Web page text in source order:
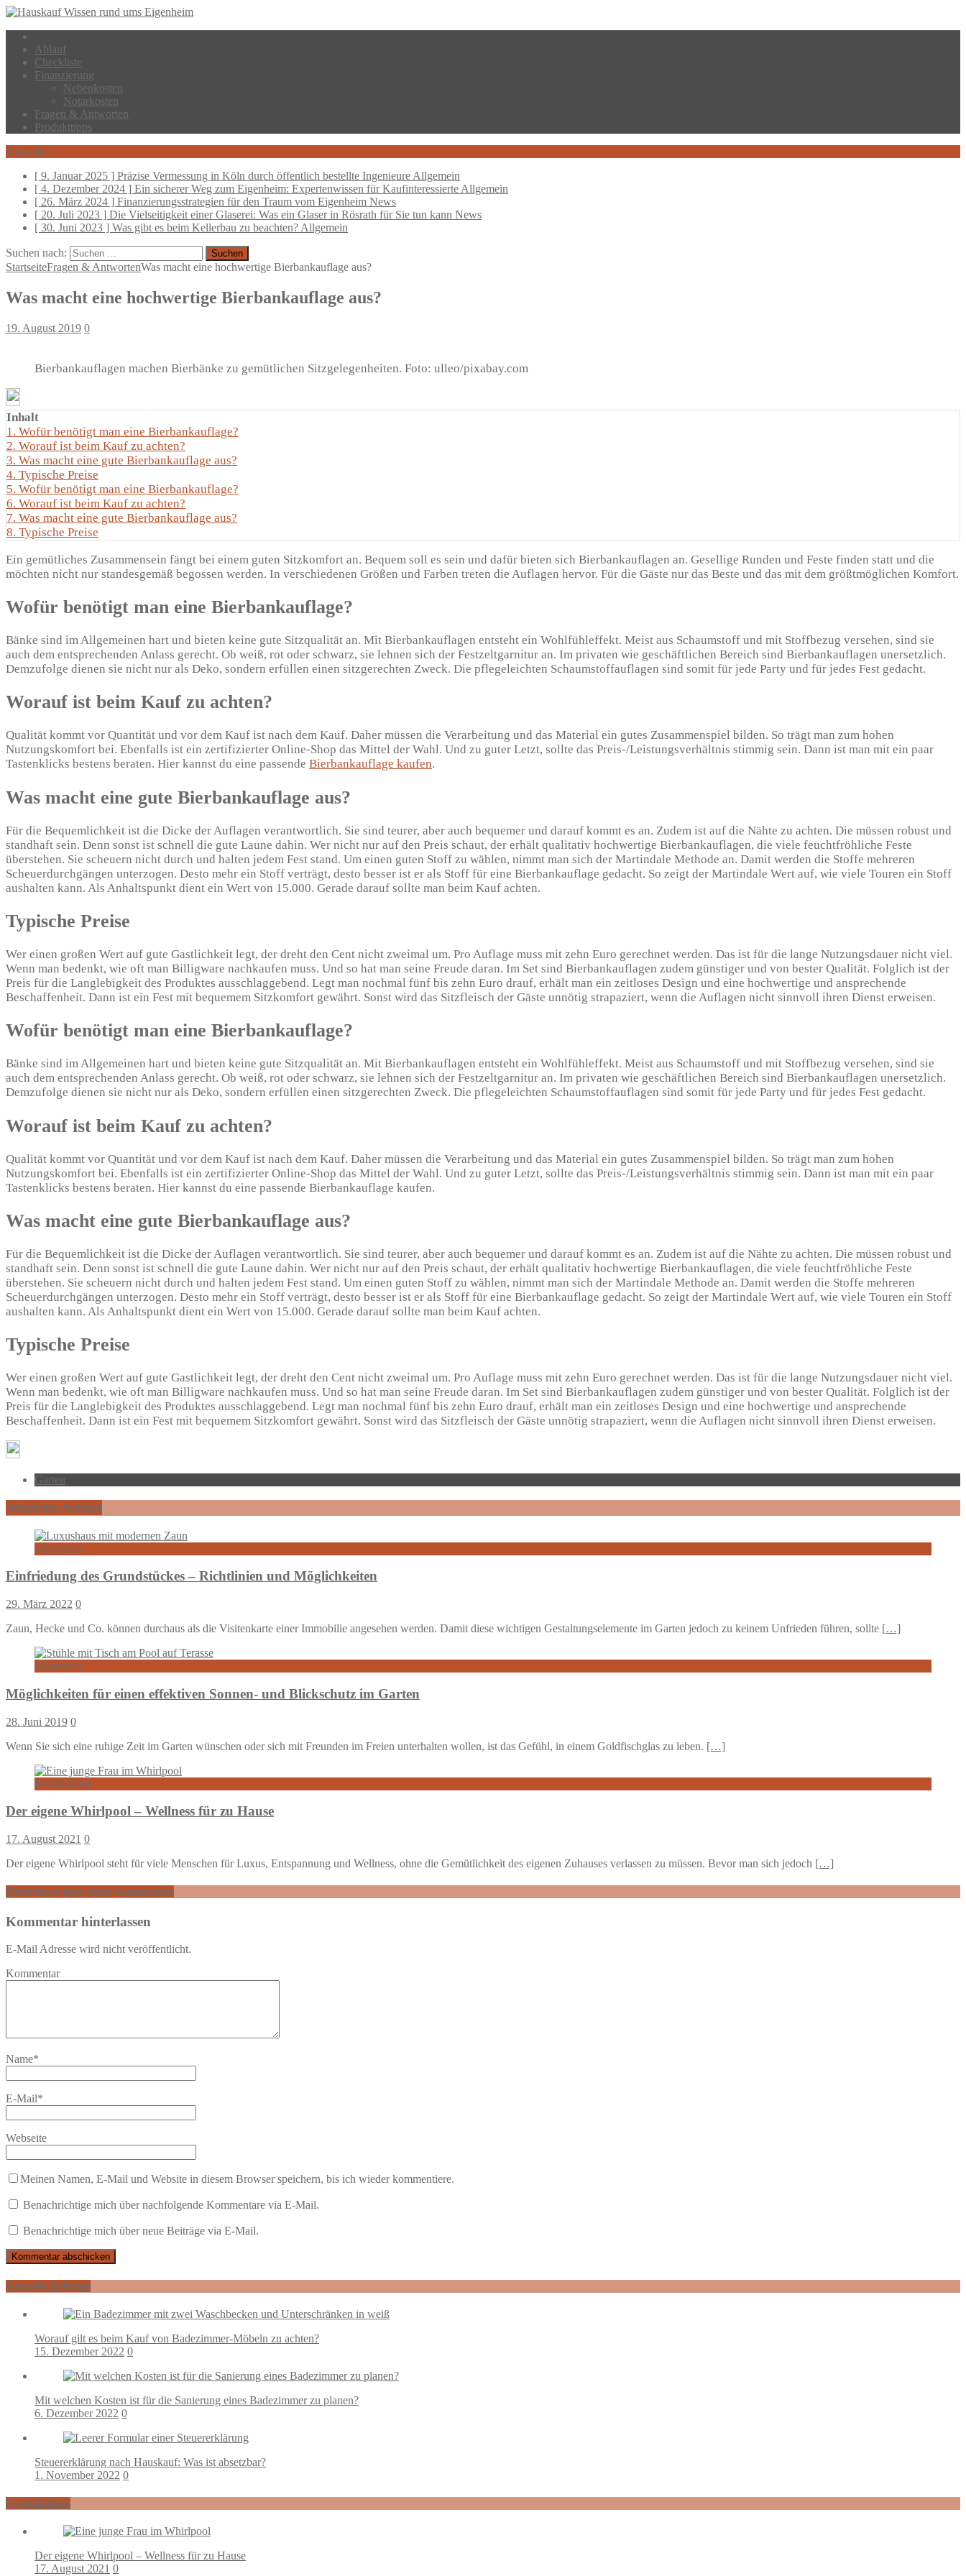
Ablauf
Checkliste
Finanzierung
Nebenkosten
Notarkosten
Fragen & Antworten
Produkttipps
Aktuelles
[ 9. Januar 2025 ] Präzise Vermessung in Köln durch öffentlich bestellte Ingenieure Allgemein
[ 4. Dezember 2024 ] Ein sicherer Weg zum Eigenheim: Expertenwissen für Kaufinteressierte Allgemein
[ 26. März 2024 ] Finanzierungsstrategien für den Traum vom Eigenheim News
[ 20. Juli 2023 ] Die Vielseitigkeit einer Glaserei: Was ein Glaser in Rösrath für Sie tun kann News
[ 30. Juni 2023 ] Was gibt es beim Kellerbau zu beachten? Allgemein
Suchen nach:
StartseiteFragen & AntwortenWas macht eine hochwertige Bierbankauflage aus?
Was macht eine hochwertige Bierbankauflage aus?
19. August 2019 0
Bierbankauflagen machen Bierbänke zu gemütlichen Sitzgelegenheiten. Foto: ulleo/pixabay.com
Inhalt
1. Wofür benötigt man eine Bierbankauflage?
2. Worauf ist beim Kauf zu achten?
3. Was macht eine gute Bierbankauflage aus?
4. Typische Preise
5. Wofür benötigt man eine Bierbankauflage?
6. Worauf ist beim Kauf zu achten?
7. Was macht eine gute Bierbankauflage aus?
8. Typische Preise
Ein gemütliches Zusammensein fängt bei einem guten Sitzkomfort an. Bequem soll es sein und dafür bieten sich Bierbankauflagen an. Gesellige Runden und Feste finden statt und die
möchten nicht nur standesgemäß begossen werden. In verschiedenen Größen und Farben treten die Auflagen hervor. Für die Gäste nur das Beste und das mit dem größtmöglichen Komfort.
Wofür benötigt man eine Bierbankauflage?
Bänke sind im Allgemeinen hart und bieten keine gute Sitzqualität an. Mit Bierbankauflagen entsteht ein Wohlfühleffekt. Meist aus Schaumstoff und mit Stoffbezug versehen, sind sie
auch dem entsprechenden Anlass gerecht. Ob weiß, rot oder schwarz, sie lehnen sich der Festzeltgarnitur an. Im privaten wie geschäftlichen Bereich sind Bierbankauflagen unersetzlich.
Demzufolge dienen sie nicht nur als Deko, sondern erfüllen einen sitzgerechten Zweck. Die pflegeleichten Schaumstoffauflagen sind somit für jede Party und für jedes Fest gedacht.
Worauf ist beim Kauf zu achten?
Qualität kommt vor Quantität und vor dem Kauf ist nach dem Kauf. Daher müssen die Verarbeitung und das Material ein gutes Zusammenspiel bilden. So trägt man zum hohen
Nutzungskomfort bei. Ebenfalls ist ein zertifizierter Online-Shop das Mittel der Wahl. Und zu guter Letzt, sollte das Preis-/Leistungsverhältnis stimmig sein. Dann ist man mit ein paar
Tastenklicks bestens beraten. Hier kannst du eine passende Bierbankauflage kaufen.
Was macht eine gute Bierbankauflage aus?
Für die Bequemlichkeit ist die Dicke der Auflagen verantwortlich. Sie sind teurer, aber auch bequemer und darauf kommt es an. Zudem ist auf die Nähte zu achten. Die müssen robust und
standhaft sein. Denn sonst ist schnell die gute Laune dahin. Wer nicht nur auf den Preis schaut, der erhält qualitativ hochwertige Bierbankauflagen, die viele feuchtfröhliche Feste
überstehen. Sie scheuern nicht durch und halten jedem Fest stand. Um einen guten Stoff zu wählen, nimmt man sich der Martindale Methode an. Damit werden die Stoffe mehreren
Scheuerdurchgängen unterzogen. Desto mehr ein Stoff verträgt, desto besser ist er als Stoff für eine Bierbankauflage gedacht. So zeigt der Martindale Wert auf, wie viele Touren ein Stoff
aushalten kann. Als Anhaltspunkt dient ein Wert von 15.000. Gerade darauf sollte man beim Kauf achten.
Typische Preise
Wer einen großen Wert auf gute Gastlichkeit legt, der dreht den Cent nicht zweimal um. Pro Auflage muss mit zehn Euro gerechnet werden. Das ist für die lange Nutzungsdauer nicht viel.
Wenn man bedenkt, wie oft man Billigware nachkaufen muss. Und so hat man seine Freude daran. Im Set sind Bierbankauflagen zudem günstiger und von bester Qualität. Folglich ist der
Preis für die Langlebigkeit des Produktes ausschlaggebend. Legt man nochmal fünf bis zehn Euro drauf, erhält man ein zeitloses Design und eine hochwertige und ansprechende
Beschaffenheit. Dann ist ein Fest mit bequemem Sitzkomfort gewährt. Sonst wird das Sitzfleisch der Gäste unnötig strapaziert, wenn die Auflagen nicht sinnvoll ihren Dienst erweisen.
Wofür benötigt man eine Bierbankauflage?
Bänke sind im Allgemeinen hart und bieten keine gute Sitzqualität an. Mit Bierbankauflagen entsteht ein Wohlfühleffekt. Meist aus Schaumstoff und mit Stoffbezug versehen, sind sie
auch dem entsprechenden Anlass gerecht. Ob weiß, rot oder schwarz, sie lehnen sich der Festzeltgarnitur an. Im privaten wie geschäftlichen Bereich sind Bierbankauflagen unersetzlich.
Demzufolge dienen sie nicht nur als Deko, sondern erfüllen einen sitzgerechten Zweck. Die pflegeleichten Schaumstoffauflagen sind somit für jede Party und für jedes Fest gedacht.
Worauf ist beim Kauf zu achten?
Qualität kommt vor Quantität und vor dem Kauf ist nach dem Kauf. Daher müssen die Verarbeitung und das Material ein gutes Zusammenspiel bilden. So trägt man zum hohen
Nutzungskomfort bei. Ebenfalls ist ein zertifizierter Online-Shop das Mittel der Wahl. Und zu guter Letzt, sollte das Preis-/Leistungsverhältnis stimmig sein. Dann ist man mit ein paar
Tastenklicks bestens beraten. Hier kannst du eine passende Bierbankauflage kaufen.
Was macht eine gute Bierbankauflage aus?
Für die Bequemlichkeit ist die Dicke der Auflagen verantwortlich. Sie sind teurer, aber auch bequemer und darauf kommt es an. Zudem ist auf die Nähte zu achten. Die müssen robust und
standhaft sein. Denn sonst ist schnell die gute Laune dahin. Wer nicht nur auf den Preis schaut, der erhält qualitativ hochwertige Bierbankauflagen, die viele feuchtfröhliche Feste
überstehen. Sie scheuern nicht durch und halten jedem Fest stand. Um einen guten Stoff zu wählen, nimmt man sich der Martindale Methode an. Damit werden die Stoffe mehreren
Scheuerdurchgängen unterzogen. Desto mehr ein Stoff verträgt, desto besser ist er als Stoff für eine Bierbankauflage gedacht. So zeigt der Martindale Wert auf, wie viele Touren ein Stoff
aushalten kann. Als Anhaltspunkt dient ein Wert von 15.000. Gerade darauf sollte man beim Kauf achten.
Typische Preise
Wer einen großen Wert auf gute Gastlichkeit legt, der dreht den Cent nicht zweimal um. Pro Auflage muss mit zehn Euro gerechnet werden. Das ist für die lange Nutzungsdauer nicht viel.
Wenn man bedenkt, wie oft man Billigware nachkaufen muss. Und so hat man seine Freude daran. Im Set sind Bierbankauflagen zudem günstiger und von bester Qualität. Folglich ist der
Preis für die Langlebigkeit des Produktes ausschlaggebend. Legt man nochmal fünf bis zehn Euro drauf, erhält man ein zeitloses Design und eine hochwertige und ansprechende
Beschaffenheit. Dann ist ein Fest mit bequemem Sitzkomfort gewährt. Sonst wird das Sitzfleisch der Gäste unnötig strapaziert, wenn die Auflagen nicht sinnvoll ihren Dienst erweisen.
Garten
Ähnliche Artikel
Allgemein
Einfriedung des Grundstückes – Richtlinien und Möglichkeiten
29. März 2022 0
Zaun, Hecke und Co. können durchaus als die Visitenkarte einer Immobilie angesehen werden. Damit diese wichtigen Gestaltungselemente im Garten jedoch zu keinem Unfrieden führen, sollte […]
Allgemein
Möglichkeiten für einen effektiven Sonnen- und Blickschutz im Garten
28. Juni 2019 0
Wenn Sie sich eine ruhige Zeit im Garten wünschen oder sich mit Freunden im Freien unterhalten wollen, ist das Gefühl, in einem Goldfischglas zu leben. […]
Produkttipps
Der eigene Whirlpool – Wellness für zu Hause
17. August 2021 0
Der eigene Whirlpool steht für viele Menschen für Luxus, Entspannung und Wellness, ohne die Gemütlichkeit des eigenen Zuhauses verlassen zu müssen. Bevor man sich jedoch […]
Hinterlasse jetzt einen Kommentar
Kommentar hinterlassen
E-Mail Adresse wird nicht veröffentlicht.
Kommentar
Name*
E-Mail*
Webseite
Meinen Namen, E-Mail und Website in diesem Browser speichern, bis ich wieder kommentiere.
Benachrichtige mich über nachfolgende Kommentare via E-Mail.
Benachrichtige mich über neue Beiträge via E-Mail.
Aktuelle Beiträge
Worauf gilt es beim Kauf von Badezimmer-Möbeln zu achten?
15. Dezember 2022 0
Mit welchen Kosten ist für die Sanierung eines Badezimmer zu planen?
6. Dezember 2022 0
Steuererklärung nach Hauskauf: Was ist absetzbar?
1. November 2022 0
Produkttipps
Der eigene Whirlpool – Wellness für zu Hause
17. August 2021 0